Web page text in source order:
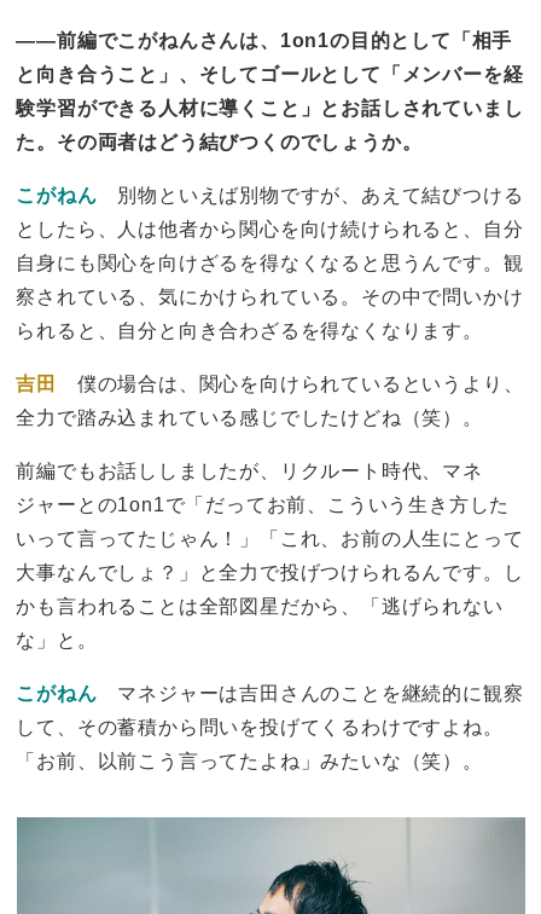
——前編でこがねんさんは、1on1の目的として「相手
と向き合うこと」、そしてゴールとして「メンバーを経
験学習ができる人材に導くこと」とお話しされていまし
た。その両者はどう結びつくのでしょうか。
こがねん 別物といえば別物ですが、あえて結びつける
としたら、人は他者から関心を向け続けられると、自分
自身にも関心を向けざるを得なくなると思うんです。観
察されている、気にかけられている。その中で問いかけ
られると、自分と向き合わざるを得なくなります。
吉田
僕の場合は、関心を向けられているというより、
全力で踏み込まれている感じでしたけどね（笑）。
前編でもお話ししましたが、リクルート時代、マネ
ジャーとの1on1で「だってお前、こういう生き方した
いって言ってたじゃん！」「これ、お前の人生にとって
大事なんでしょ？」と全力で投げつけられるんです。し
かも言われることは全部図星だから、「逃げられない
な」と。
こがねん マネジャーは吉田さんのことを継続的に観察
して、その蓄積から問いを投げてくるわけですよね。
「お前、以前こう言ってたよね」みたいな（笑）。